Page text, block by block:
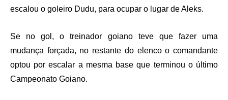
escalou o goleiro Dudu, para ocupar o lugar de Aleks.
Se no gol, o treinador goiano teve que fazer uma
mudança forçada, no restante do elenco o comandante
optou por escalar a mesma base que terminou o último
Campeonato Goiano.